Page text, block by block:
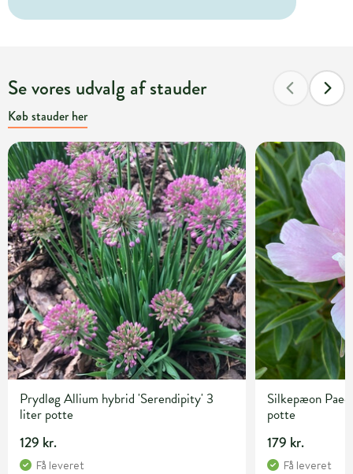
Se vores udvalg af stauder
Køb stauder her
Prydløg Allium hybrid 'Serendipity' 3
liter potte
129 kr.
Få leveret
Silkepæon
potte
179 kr.
Få leveret